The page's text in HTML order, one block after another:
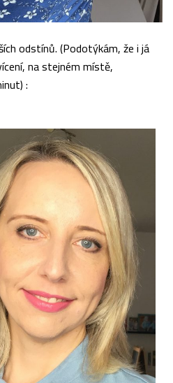
odstínů. (Podotýkám, že i já
na stejném místě,
: